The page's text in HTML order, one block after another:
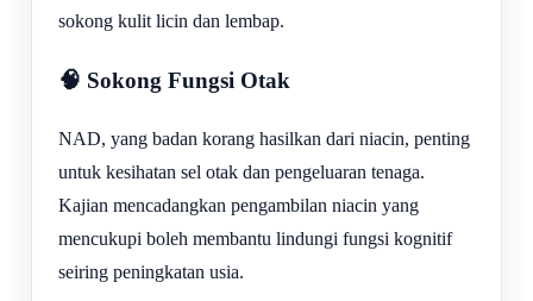
sokong kulit licin dan lembap.
🧠 Sokong Fungsi Otak
NAD, yang badan korang hasilkan dari niacin, penting
untuk kesihatan sel otak dan pengeluaran tenaga.
Kajian mencadangkan pengambilan niacin yang
mencukupi boleh membantu lindungi fungsi kognitif
seiring peningkatan usia.